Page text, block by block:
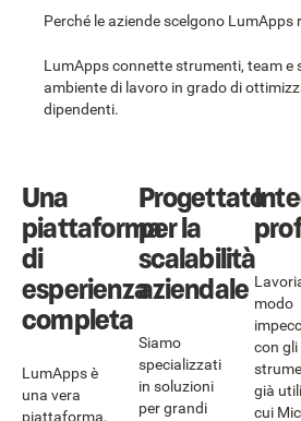
Perché le aziende scelgono
LumApps connette strumenti, team e
ambiente di lavoro in grado di
dipendenti.
Una
piattaforma
di
esperienza
completa
LumApps è
una vera
piattaforma,
Progettato
per la
scalabilità
aziendale
Siamo
specializzati
in soluzioni
per grandi
modo
con gli
già
cui